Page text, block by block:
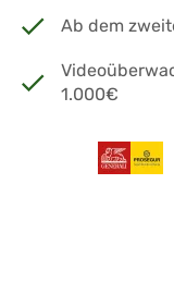
Ab dem
1.000€